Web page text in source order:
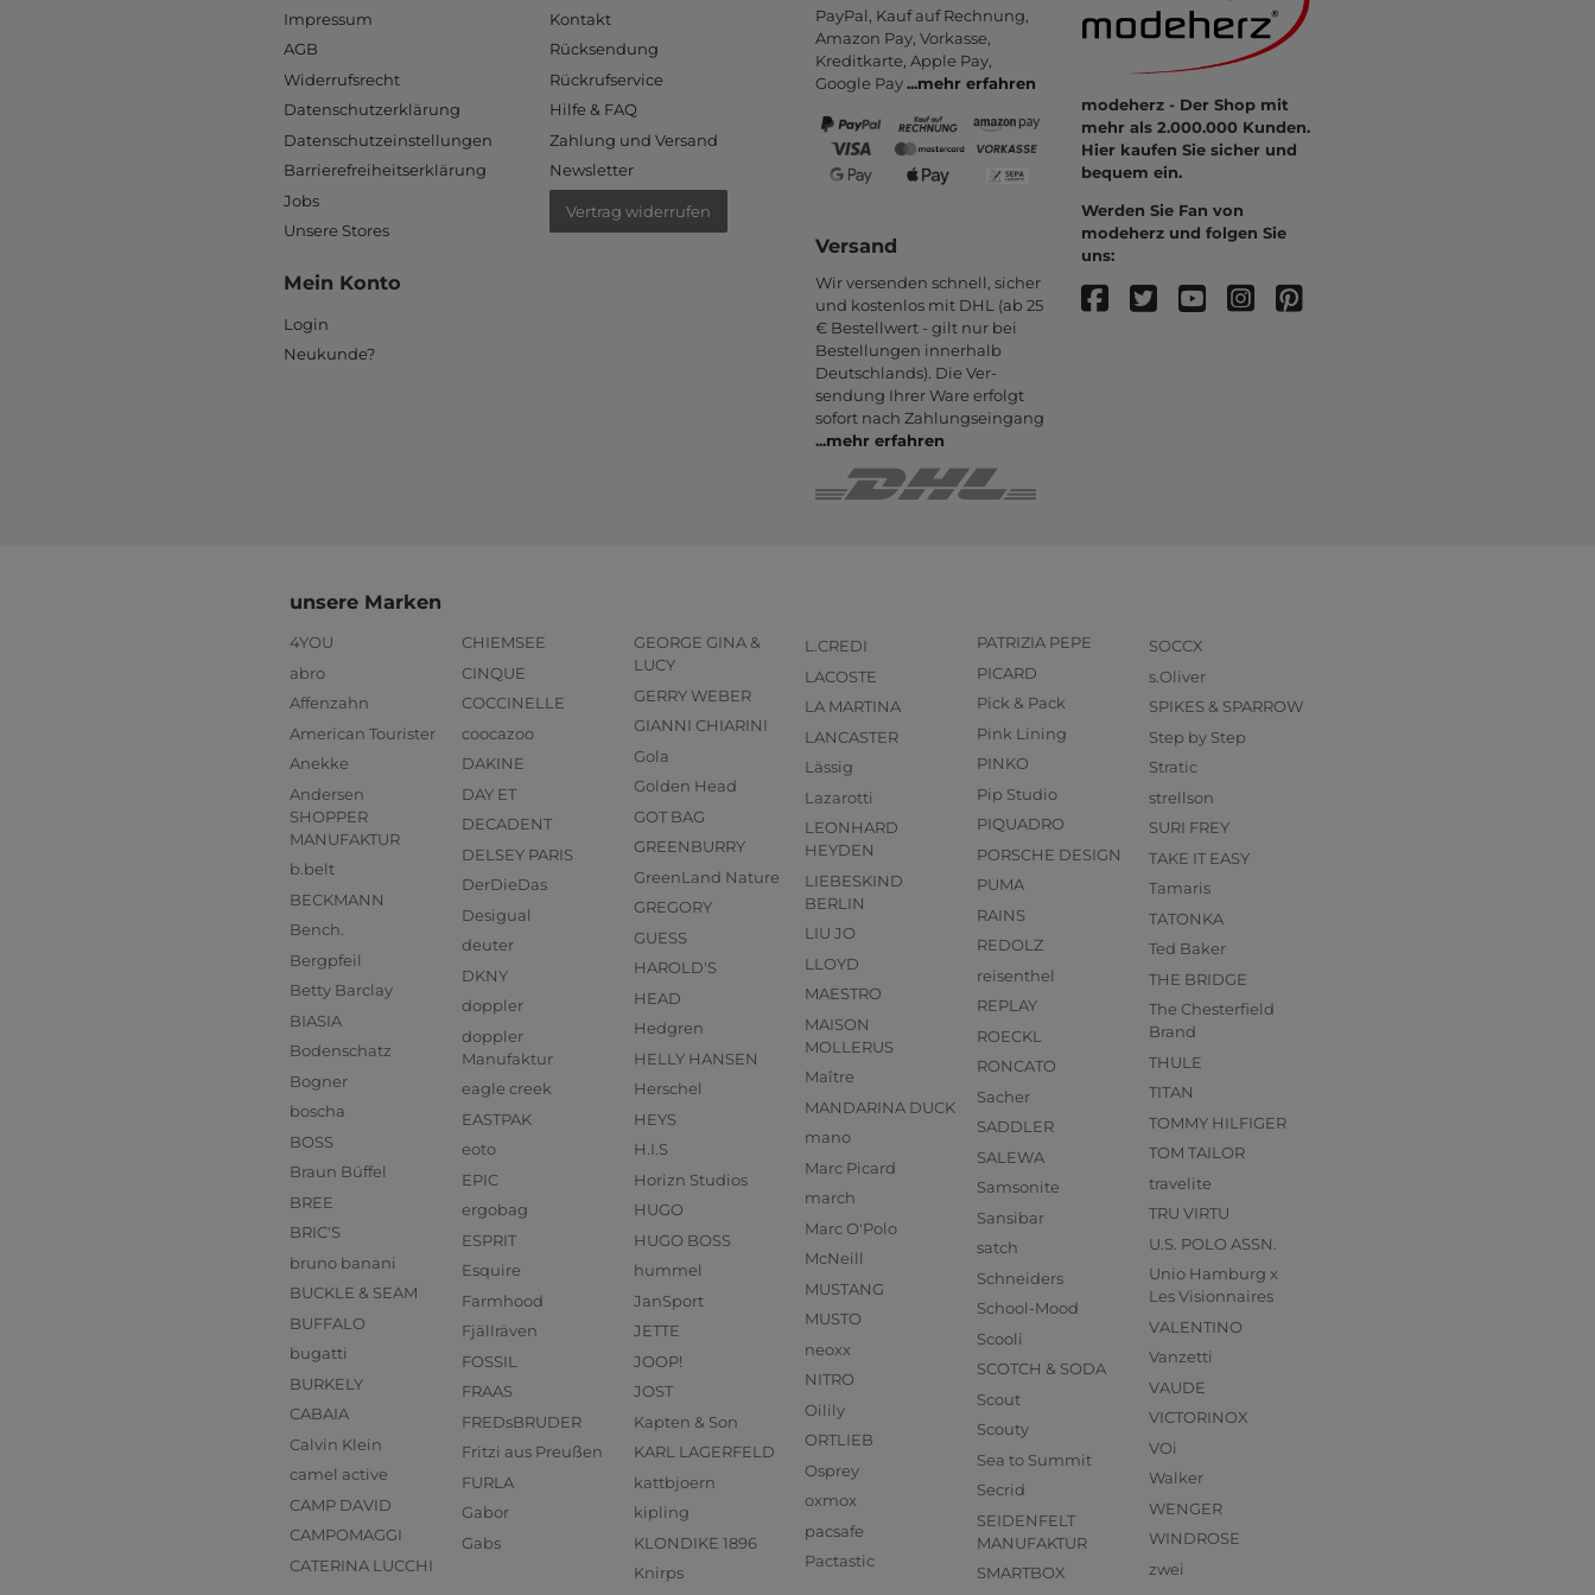
Impressum
AGB
Widerrufsrecht
Datenschutzerklärung
Datenschutzeinstellungen
Barrierefreiheitserklärung
Jobs
Unsere Stores
Mein Konto
Login
Neukunde?
Kontakt
Rücksendung
Rückrufservice
Hilfe & FAQ
Zahlung und Versand
Newsletter
Vertrag widerrufen
PayPal, Kauf auf Rechnung,
Amazon Pay, Vor­kasse,
Kredit­karte, Apple Pay,
Google Pay...mehr erfahren
Versand
Wir versenden schnell, sicher
und kostenlos mit DHL (ab 25
€ Bestell­wert - gilt nur bei
Bestel­lungen inner­halb
Deutsch­lands). Die Ver­
sendung Ihrer Ware er­folgt
sofort nach Zahlungs­eingang
...mehr erfahren
modeherz - Der Shop mit
mehr als 2.000.000 Kunden.
Hier kaufen Sie sicher und
bequem ein.
Werden Sie Fan von
modeherz und folgen Sie
uns:
unsere Marken
4YOU
abro
Affenzahn
American Tourister
Anekke
Andersen
SHOPPER
MANUFAKTUR
b.belt
BECKMANN
Bench.
Bergpfeil
Betty Barclay
BIASIA
Bodenschatz
Bogner
boscha
BOSS
Braun Büffel
BREE
BRIC'S
bruno banani
BUCKLE & SEAM
BUFFALO
bugatti
BURKELY
CABAIA
Calvin Klein
camel active
CAMP DAVID
CAMPOMAGGI
CATERINA LUCCHI
CHIEMSEE
CINQUE
COCCINELLE
coocazoo
DAKINE
DAY ET
DECADENT
DELSEY PARIS
DerDieDas
Desigual
deuter
DKNY
doppler
doppler
Manufaktur
eagle creek
EASTPAK
eoto
EPIC
ergobag
ESPRIT
Esquire
Farmhood
Fjällräven
FOSSIL
FRAAS
FREDsBRUDER
Fritzi aus Preußen
FURLA
Gabor
Gabs
GEORGE GINA &
LUCY
GERRY WEBER
GIANNI CHIARINI
Gola
Golden Head
GOT BAG
GREENBURRY
GreenLand Nature
GREGORY
GUESS
HAROLD'S
HEAD
Hedgren
HELLY HANSEN
Herschel
HEYS
H.I.S
Horizn Studios
HUGO
HUGO BOSS
hummel
JanSport
JETTE
JOOP!
JOST
Kapten & Son
KARL LAGERFELD
kattbjoern
kipling
KLONDIKE 1896
Knirps
L.CREDI
LACOSTE
LA MARTINA
LANCASTER
Lässig
Lazarotti
LEONHARD
HEYDEN
LIEBESKIND
BERLIN
LIU JO
LLOYD
MAESTRO
MAISON
MOLLERUS
Maître
MANDARINA DUCK
mano
Marc Picard
march
Marc O'Polo
McNeill
MUSTANG
MUSTO
neoxx
NITRO
Oilily
ORTLIEB
Osprey
oxmox
pacsafe
Pactastic
PATRIZIA PEPE
PICARD
Pick & Pack
Pink Lining
PINKO
Pip Studio
PIQUADRO
PORSCHE DESIGN
PUMA
RAINS
REDOLZ
reisenthel
REPLAY
ROECKL
RONCATO
Sacher
SADDLER
SALEWA
Samsonite
Sansibar
satch
Schneiders
School-Mood
Scooli
SCOTCH & SODA
Scout
Scouty
Sea to Summit
Secrid
SEIDENFELT
MANUFAKTUR
SMARTBOX
SOCCX
s.Oliver
SPIKES & SPARROW
Step by Step
Stratic
strellson
SURI FREY
TAKE IT EASY
Tamaris
TATONKA
Ted Baker
THE BRIDGE
The Chesterfield
Brand
THULE
TITAN
TOMMY HILFIGER
TOM TAILOR
travelite
TRU VIRTU
U.S. POLO ASSN.
Unio Hamburg x
Les Visionnaires
VALENTINO
Vanzetti
VAUDE
VICTORINOX
VOi
Walker
WENGER
WINDROSE
zwei